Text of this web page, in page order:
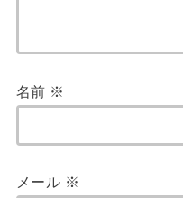
名前 ※
メール ※